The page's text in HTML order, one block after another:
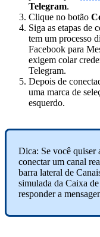
Telegram.
Clique no botão
Siga as etapas de
tem um processo
Facebook para
exigem colar
Telegram.
Depois de
uma marca de
esquerdo.
Dica: Se você quiser
conectar um canal
barra lateral de
simulada da Caixa
responder a